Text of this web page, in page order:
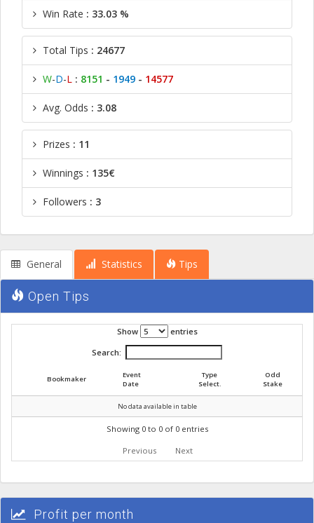
Win Rate : 33.03 %
Total Tips : 24677
W-D-L : 8151 - 1949 - 14577
Avg. Odds : 3.08
Prizes : 11
Winnings : 135€
Followers : 3
General Statistics Tips
Open Tips
Show entries
Search:
Bookmaker
Event
Date
Type
Select.
Odd
Stake
No data available in table
Showing 0 to 0 of 0 entries
Previous Next
Profit per month